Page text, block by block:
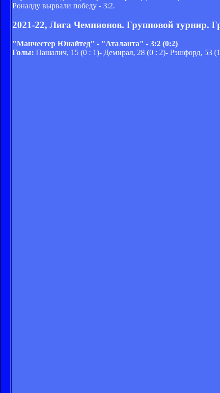
Роналду вырвали победу - 3:2.
2021-22, Лига Чемпионов. Групповой турнир.
"Манчестер Юнайтед" - "Аталанта" - 3:2 (0:2)
Голы: Пашалич, 15 (0 : 1)- Демирал, 28 (0 : 2)- Рэшфорд, 53